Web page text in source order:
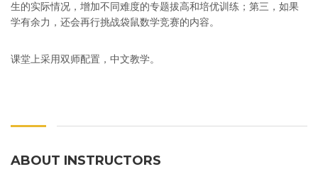
生的实际情况，增加不同难度的专题拔高和培优训练；第三，如果
学有余力，还会再行挑战袋鼠数学竞赛的内容。
课堂上采用双师配置，中文教学。
ABOUT INSTRUCTORS